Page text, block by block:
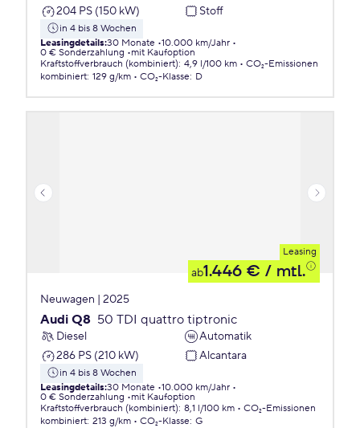
204 PS (150 kW)
Stoff
in 4 bis 8 Wochen
Leasingdetails:30 Monate 10.000 km/Jahr
0 € Sonderzahlung
mit Kaufoption
Kraftstoffverbrauch (kombiniert): 4,9 l/100 km
CO₂-Emissionen
kombiniert: 129 g/km CO₂-Klasse: D
Leasing
ab1.446 € / mtl.
Neuwagen | 2025
Audi Q8 50 TDI quattro tiptronic
Diesel
Automatik
286 PS (210 kW)
Alcantara
in 4 bis 8 Wochen
Leasingdetails:30 Monate 10.000 km/Jahr
0 € Sonderzahlung
mit Kaufoption
Kraftstoffverbrauch (kombiniert): 8,1 l/100 km
CO₂-Emissionen
kombiniert: 213 g/km CO₂-Klasse: G